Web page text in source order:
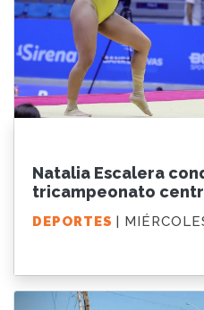
Natalia Escalera
tricampeonato
DEPORTES |